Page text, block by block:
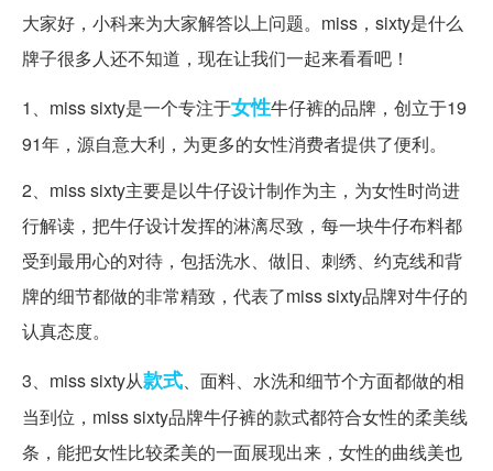
大家好，小科来为大家解答以上问题。miss，sixty是什么
牌子很多人还不知道，现在让我们一起来看看吧！
1、miss sixty是一个专注于女性牛仔裤的品牌，创立于19
91年，源自意大利，为更多的女性消费者提供了便利。
2、miss sixty主要是以牛仔设计制作为主，为女性时尚进
行解读，把牛仔设计发挥的淋漓尽致，每一块牛仔布料都
受到最用心的对待，包括洗水、做旧、刺绣、约克线和背
牌的细节都做的非常精致，代表了miss sixty品牌对牛仔的
认真态度。
3、miss sixty从款式 、面料、水洗和细节个方面都做的相
当到位，miss sixty品牌牛仔裤的款式都符合女性的柔美线
条，能把女性比较柔美的一面展现出来，女性的曲线美也